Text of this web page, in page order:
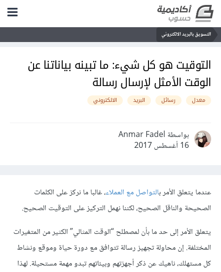
التسويق بالبريد الالكتروني
التوقيت هو كل شيء: ما تبينه بياناتنا عن
الوقت الأمثل لإرسال رسالة
معدل رسائل البريد الالكتروني
بواسطة Anmar Fadel
16 أغسطس 2017
عندما يتعلق الأمر بالتواصل مع العملاء، غالبا ما نركز على الكلمات
الصحيحة والناقل الصحيح، لكننا نهمل التركيز على التوقيت الصحيح.
يتعلق الأمر إلى حد ما بأن لمصطلح “الوقت المثالي” الكثير من المتغيرات
المختلفة. إن محاولة تجهيز رسالة تتوافق مع دورة حياة وموقع ونشاط
كل مستهلك، ناهيك عن ذكر أجهزتهم وبيئاتهم تبدو مهمة مستحيلة. لهذا